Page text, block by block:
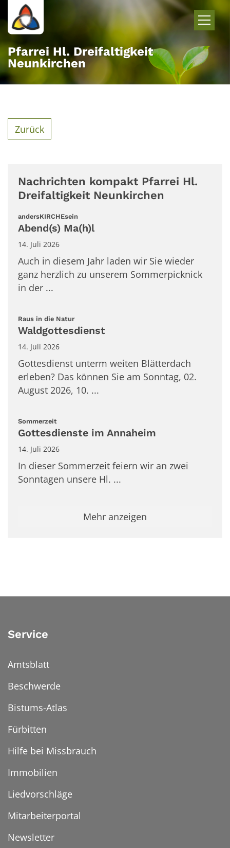
Zum Inhalt springen
Pfarrei Hl. Dreifaltigkeit
Neunkirchen
Zurück
Nachrichten kompakt Pfarrei Hl.
Dreifaltigkeit Neunkirchen
andersKIRCHEsein
Abend(s) Ma(h)l
14. Juli 2026
Auch in diesem Jahr laden wir Sie wieder
ganz herzlich zu unserem Sommerpicknick
in der ...
Raus in die Natur:
Waldgottesdienst
14. Juli 2026
Gottesdienst unterm weiten Blätterdach
erleben? Das können Sie am Sonntag, 02.
August 2026, 10. ...
Sommerzeit:
Gottesdienste im Annaheim
14. Juli 2026
In dieser Sommerzeit feiern wir an zwei
Sonntagen unsere Hl. ...
Mehr anzeigen
Service
Amtsblatt
Beschwerde
Bistums-Atlas
Fürbitten
Hilfe bei Missbrauch
Immobilien
Liedvorschläge
Mitarbeiterportal
Newsletter